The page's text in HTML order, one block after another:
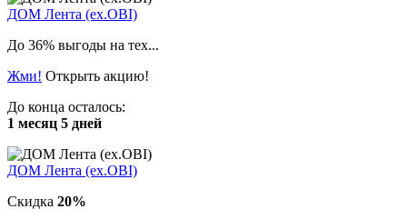
ДОМ Лента (ex.OBI)
До 36% выгоды на тех...
Жми! Открыть акцию!
До конца осталось:
1 месяц 5 дней
ДОМ Лента (ex.OBI)
Скидка 20%